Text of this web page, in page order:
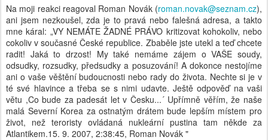
Na moji reakci reagoval Roman Novák (roman.novak@seznam.cz),
ani jsem nezkoušel, zda je to pravá nebo falešná adresa, a takto
mne káral: „VY NEMÁTE ŽADNÉ PRÁVO kritizovat kohokoliv, nebo
cokoliv v současné České republice. Zbaběle jste utekl a teď chcete
radit! Jaká to drzost! My také nemáme zájem o VAŠE soudy,
odsudky, rozsudky, předsudky a posuzování! A dokonce nestojíme
ani o vaše věštění budoucnosti nebo rady do života. Nechte si je v
té své hlavince a třeba se s nimi udavte. Ještě odpověď na vaši
větu ,Co bude za padesát let v Česku...´ Upřímně věřím, že naše
malá Severní Korea za ostnatým drátem bude lepším místem pro
život, než teroristy ovládaná nukleární pustina tam někde za
Atlantikem.15. 9. 2007, 2:38:45, Roman Novák "